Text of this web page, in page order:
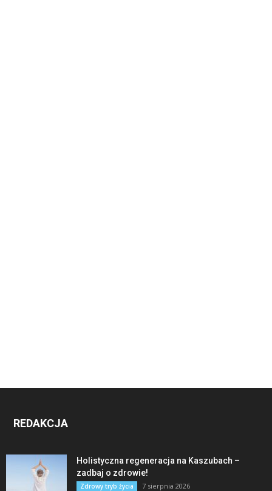
REDAKCJA
Holistyczna regeneracja na Kaszubach –
zadbaj o zdrowie!
Zdrowy tryb życia 7 sierpnia 2026